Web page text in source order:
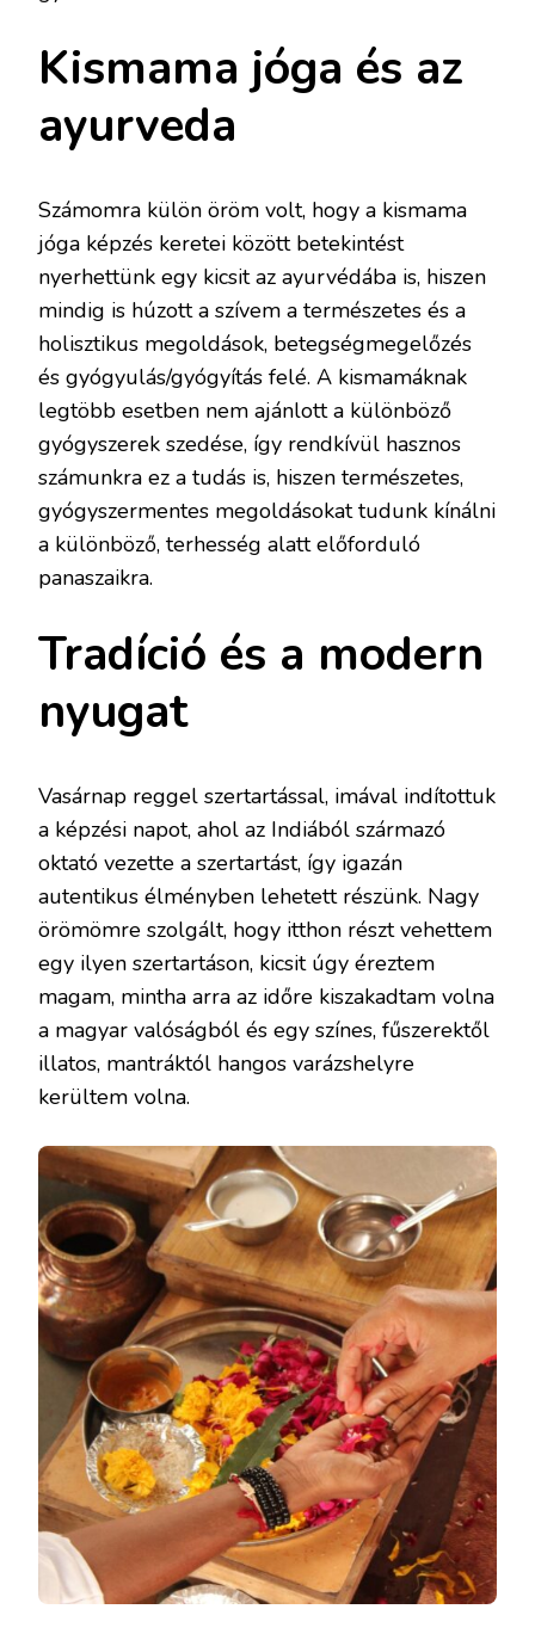
Kismama jóga és az
ayurveda
Számomra külön öröm volt, hogy a kismama
jóga képzés keretei között betekintést
nyerhettünk egy kicsit az ayurvédába is, hiszen
mindig is húzott a szívem a természetes és a
holisztikus megoldások, betegségmegelőzés
és gyógyulás/gyógyítás felé. A kismamáknak
legtöbb esetben nem ajánlott a különböző
gyógyszerek szedése, így rendkívül hasznos
számunkra ez a tudás is, hiszen természetes,
gyógyszermentes megoldásokat tudunk kínálni
a különböző, terhesség alatt előforduló
panaszaikra.
Tradíció és a modern
nyugat
Vasárnap reggel szertartással, imával indítottuk
a képzési napot, ahol az Indiából származó
oktató vezette a szertartást, így igazán
autentikus élményben lehetett részünk. Nagy
örömömre szolgált, hogy itthon részt vehettem
egy ilyen szertartáson, kicsit úgy éreztem
magam, mintha arra az időre kiszakadtam volna
a magyar valóságból és egy színes, fűszerektől
illatos, mantráktól hangos varázshelyre
kerültem volna.